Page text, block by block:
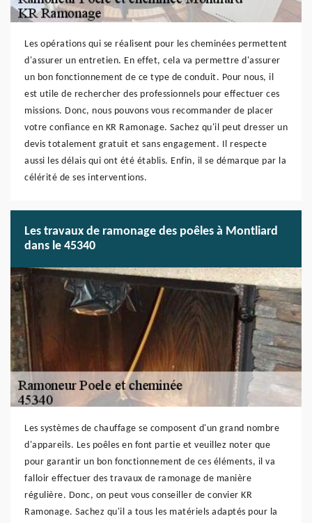
Les opérations qui se réalisent pour les cheminées permettent
d'assurer un entretien. En effet, cela va permettre d'assurer
un bon fonctionnement de ce type de conduit. Pour nous, il
est utile de rechercher des professionnels pour effectuer ces
missions. Donc, nous pouvons vous recommander de placer
votre confiance en KR Ramonage. Sachez qu'il peut dresser un
devis totalement gratuit et sans engagement. Il respecte
aussi les délais qui ont été établis. Enfin, il se démarque par la
célérité de ses interventions.
Les travaux de ramonage des poêles à Montliard
dans le 45340
Les systèmes de chauffage se composent d'un grand nombre
d'appareils. Les poêles en font partie et veuillez noter que
pour garantir un bon fonctionnement de ces éléments, il va
falloir effectuer des travaux de ramonage de manière
régulière. Donc, on peut vous conseiller de convier KR
Ramonage. Sachez qu'il a tous les matériels adaptés pour la